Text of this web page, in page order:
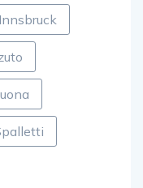
Innsbruck